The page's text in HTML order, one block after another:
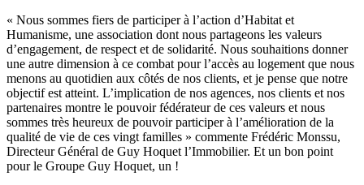
« Nous sommes fiers de participer à l’action d’Habitat et
Humanisme, une association dont nous partageons les valeurs
d’engagement, de respect et de solidarité. Nous souhaitions donner
une autre dimension à ce combat pour l’accès au logement que nous
menons au quotidien aux côtés de nos clients, et je pense que notre
objectif est atteint. L’implication de nos agences, nos clients et nos
partenaires montre le pouvoir fédérateur de ces valeurs et nous
sommes très heureux de pouvoir participer à l’amélioration de la
qualité de vie de ces vingt familles » commente Frédéric Monssu,
Directeur Général de Guy Hoquet l’Immobilier. Et un bon point
pour le Groupe Guy Hoquet, un !